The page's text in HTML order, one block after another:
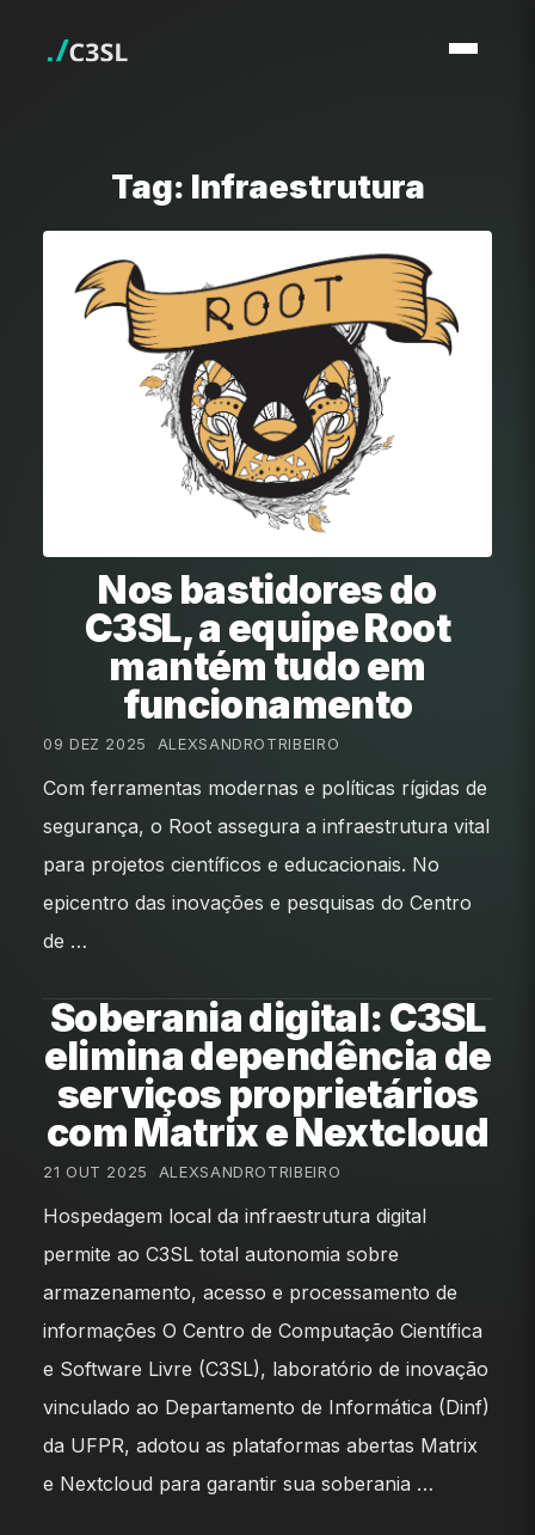
Tag: Infraestrutura
Nos bastidores do
C3SL, a equipe Root
mantém tudo em
funcionamento
09 DEZ 2025 ALEXSANDROTRIBEIRO
Com ferramentas modernas e políticas rígidas de
segurança, o Root assegura a infraestrutura vital
para projetos científicos e educacionais. No
epicentro das inovações e pesquisas do Centro
de …
Soberania digital: C3SL
elimina dependência de
serviços proprietários
com Matrix e Nextcloud
21 OUT 2025 ALEXSANDROTRIBEIRO
Hospedagem local da infraestrutura digital
permite ao C3SL total autonomia sobre
armazenamento, acesso e processamento de
informações O Centro de Computação Científica
e Software Livre (C3SL), laboratório de inovação
vinculado ao Departamento de Informática (Dinf)
da UFPR, adotou as plataformas abertas Matrix
e Nextcloud para garantir sua soberania …